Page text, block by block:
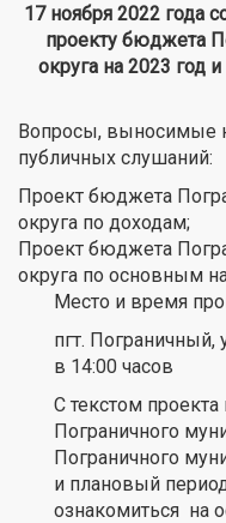
17 ноября 2022 года
проекту бюджета
округа на 2023 год
Вопросы, выносимые
публичных слушаний:
Проект бюджета
округа по доходам;
Проект бюджета
округа по основным
Место и время
пгт. Пограничный,
в 14:00 часов
С текстом
Пограничного
Пограничного
и плановый
ознакомиться на